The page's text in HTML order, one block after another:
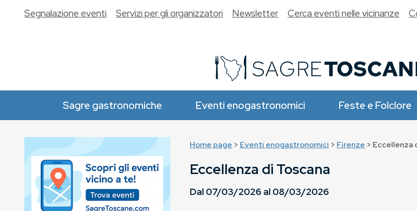
Sagre gastronomiche Eventi enogastronomici Feste e Folclore
Segnalazione eventi Servizi per gli organizzatori Newsletter Cerca eventi nelle vicinanze
Home page > Eventi enogastronomici > Firenze > Eccellenza
Eccellenza di Toscana
Dal07/03/2026al08/03/2026